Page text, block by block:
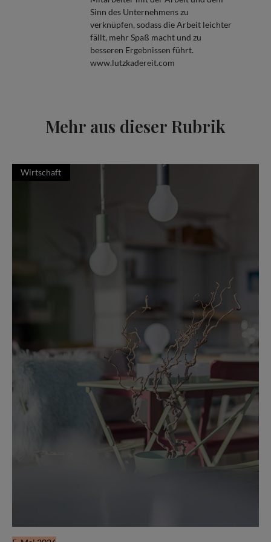
Sinn des Unternehmens zu
verknüpfen, sodass die Arbeit leichter
fällt, mehr Spaß macht und zu
besseren Ergebnissen führt.
www.lutzkadereit.com
Mehr aus dieser Rubrik
Wirtschaft